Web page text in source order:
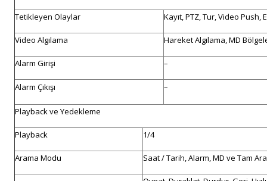
Tetikleyen Olaylar Kayıt, PTZ, Tur, Video Push,
Video Algılama Hareket Algılama, MD
Alarm Girişi –
Alarm Çıkışı –
Playback ve Yedekleme
Playback 1/4
Arama Modu Saat / Tarih, Alarm, MD ve Tam